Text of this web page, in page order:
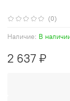
(0)
Наличие: В
2 637 ₽